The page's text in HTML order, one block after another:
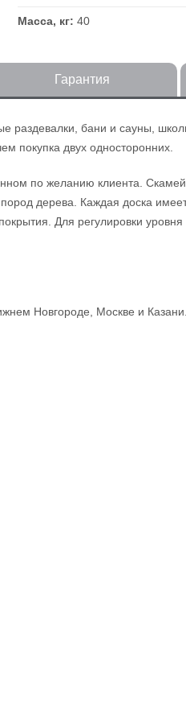
Масса, кг: 40
Гарантия
бани и сауны,
покупка двух односторонних.
по желанию клиента.
дерева. Каждая доска
Для регулировки
Новгороде, Москве и